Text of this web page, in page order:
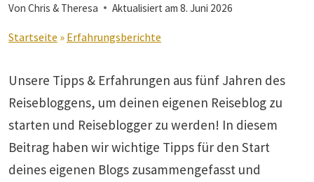
Von Chris & Theresa Aktualisiert am 8. Juni 2026
Startseite » Erfahrungsberichte
Unsere Tipps & Erfahrungen aus fünf Jahren des
Reisebloggens, um deinen eigenen Reiseblog zu
starten und Reiseblogger zu werden! In diesem
Beitrag haben wir wichtige Tipps für den Start
deines eigenen Blogs zusammengefasst und